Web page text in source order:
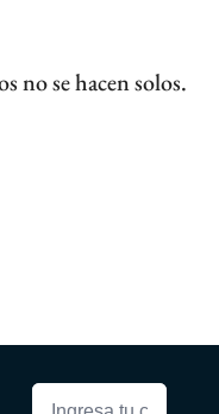
no se hacen solos.